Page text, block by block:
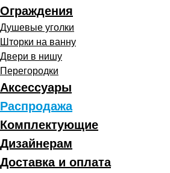
Ограждения
Душевые уголки
Шторки на ванну
Двери в нишу
Перегородки
Аксессуары
Распродажа
Комплектующие
Дизайнерам
Доставка и оплата